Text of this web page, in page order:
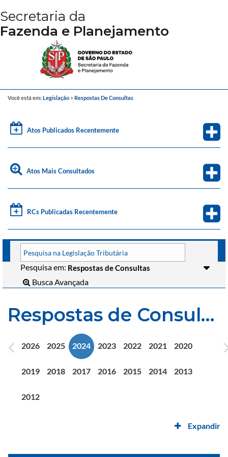
Secretaria da
Fazenda e Planejamento
Você está em:Legislação >Respostas De Consultas
Atos Publicados Recentemente
Atos Mais Consultados
RCs Publicadas Recentemente
Pesquisa em:
Busca Avançada
Respostas de Consultas
2026 2025 2024 2023 2022 2021 2020
2019 2018 2017 2016 2015 2014 2013
2012
Expandir